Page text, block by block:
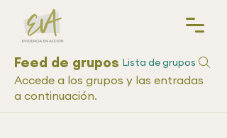
Feed de grupos Lista de grupos
Accede a los grupos y las entradas
a continuación.